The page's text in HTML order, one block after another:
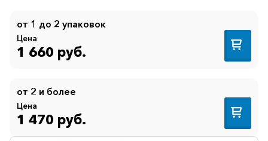
от 1 до 2 упаковок
Цена
1 660 руб.
от 2 и более
Цена
1 470 руб.